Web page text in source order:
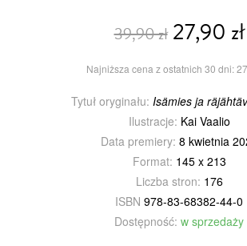
39,90 zł27,90 zł
Najniższa cena z ostatnich 30 dni:
Tytuł oryginału: Isämies ja
Ilustracje: Kai Vaalio
Data premiery: 8 kwietnia
Format: 145 x 213
Liczba stron: 176
ISBN 978-83-68382-44-0
Dostępność: w sprzedaży